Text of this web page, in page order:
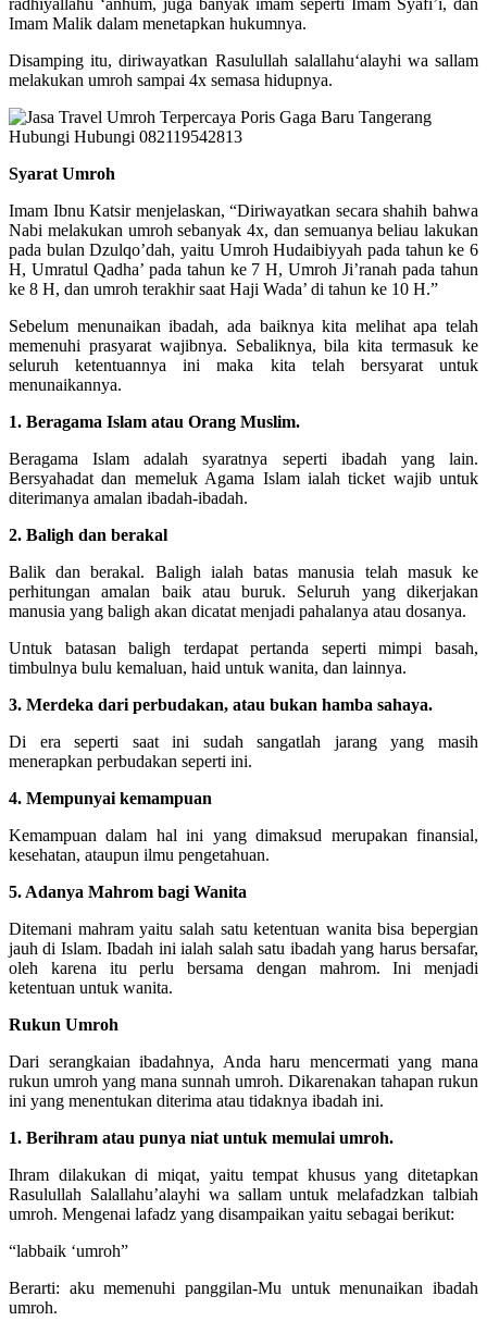
Imam Malik dalam menetapkan hukumnya.
Disamping itu, diriwayatkan Rasulullah salallahu‘alayhi wa sallam
melakukan umroh sampai 4x semasa hidupnya.
Syarat Umroh
Imam Ibnu Katsir menjelaskan, “Diriwayatkan secara shahih bahwa
Nabi melakukan umroh sebanyak 4x, dan semuanya beliau lakukan
pada bulan Dzulqo’dah, yaitu Umroh Hudaibiyyah pada tahun ke 6
H, Umratul Qadha’ pada tahun ke 7 H, Umroh Ji’ranah pada tahun
ke 8 H, dan umroh terakhir saat Haji Wada’ di tahun ke 10 H.”
Sebelum menunaikan ibadah, ada baiknya kita melihat apa telah
memenuhi prasyarat wajibnya. Sebaliknya, bila kita termasuk ke
seluruh ketentuannya ini maka kita telah bersyarat untuk
menunaikannya.
1. Beragama Islam atau Orang Muslim.
Beragama Islam adalah syaratnya seperti ibadah yang lain.
Bersyahadat dan memeluk Agama Islam ialah ticket wajib untuk
diterimanya amalan ibadah-ibadah.
2. Baligh dan berakal
Balik dan berakal. Baligh ialah batas manusia telah masuk ke
perhitungan amalan baik atau buruk. Seluruh yang dikerjakan
manusia yang baligh akan dicatat menjadi pahalanya atau dosanya.
Untuk batasan baligh terdapat pertanda seperti mimpi basah,
timbulnya bulu kemaluan, haid untuk wanita, dan lainnya.
3. Merdeka dari perbudakan, atau bukan hamba sahaya.
Di era seperti saat ini sudah sangatlah jarang yang masih
menerapkan perbudakan seperti ini.
4. Mempunyai kemampuan
Kemampuan dalam hal ini yang dimaksud merupakan finansial,
kesehatan, ataupun ilmu pengetahuan.
5. Adanya Mahrom bagi Wanita
Ditemani mahram yaitu salah satu ketentuan wanita bisa bepergian
jauh di Islam. Ibadah ini ialah salah satu ibadah yang harus bersafar,
oleh karena itu perlu bersama dengan mahrom. Ini menjadi
ketentuan untuk wanita.
Rukun Umroh
Dari serangkaian ibadahnya, Anda haru mencermati yang mana
rukun umroh yang mana sunnah umroh. Dikarenakan tahapan rukun
ini yang menentukan diterima atau tidaknya ibadah ini.
1. Berihram atau punya niat untuk memulai umroh.
Ihram dilakukan di miqat, yaitu tempat khusus yang ditetapkan
Rasulullah Salallahu’alayhi wa sallam untuk melafadzkan talbiah
umroh. Mengenai lafadz yang disampaikan yaitu sebagai berikut:
“labbaik ‘umroh”
Berarti: aku memenuhi panggilan-Mu untuk menunaikan ibadah
umroh.